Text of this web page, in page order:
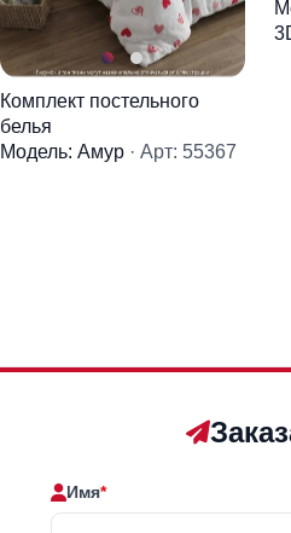
Комплект постельного
белья
Модель: Амур · Арт: 55367
Имя*